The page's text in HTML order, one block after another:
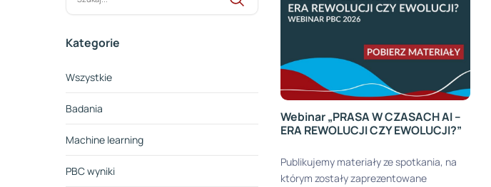
Kategorie
Wszystkie
Badania
Machine learning
PBC wyniki
Webinar „PRASA W CZASACH AI –
ERA REWOLUCJI CZY EWOLUCJI?”
Publikujemy materiały ze spotkania, na
którym zostały zaprezentowane